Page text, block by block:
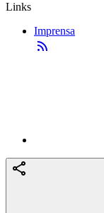
Links
Imprensa